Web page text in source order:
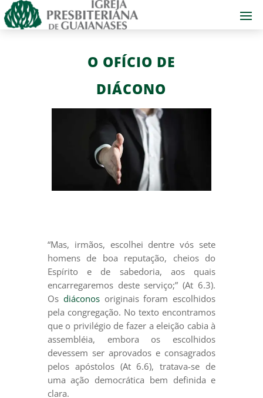
O OFÍCIO DE
DIÁCONO
“Mas, irmãos, escolhei dentre vós sete
homens de boa reputação, cheios do
Espírito e de sabedoria, aos quais
encarregaremos deste serviço;” (At 6.3).
Os diáconosoriginais foram escolhidos
pela congregação. No texto encontramos
que o privilégio de fazer a eleição cabia à
assembléia, embora os escolhidos
devessem ser aprovados e consagrados
pelos apóstolos (At 6.6), tratava-se de
uma ação democrática bem definida e
clara.